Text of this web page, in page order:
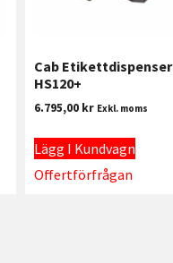
Cab Etikettdispenser
HS120+
6.795,00 kr Exkl. moms
Lägg I Kundvagn
Offertförfrågan